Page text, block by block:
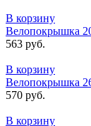
В корзину
Велопокрышка
563 руб.
В корзину
Велопокрышка
570 руб.
В корзину